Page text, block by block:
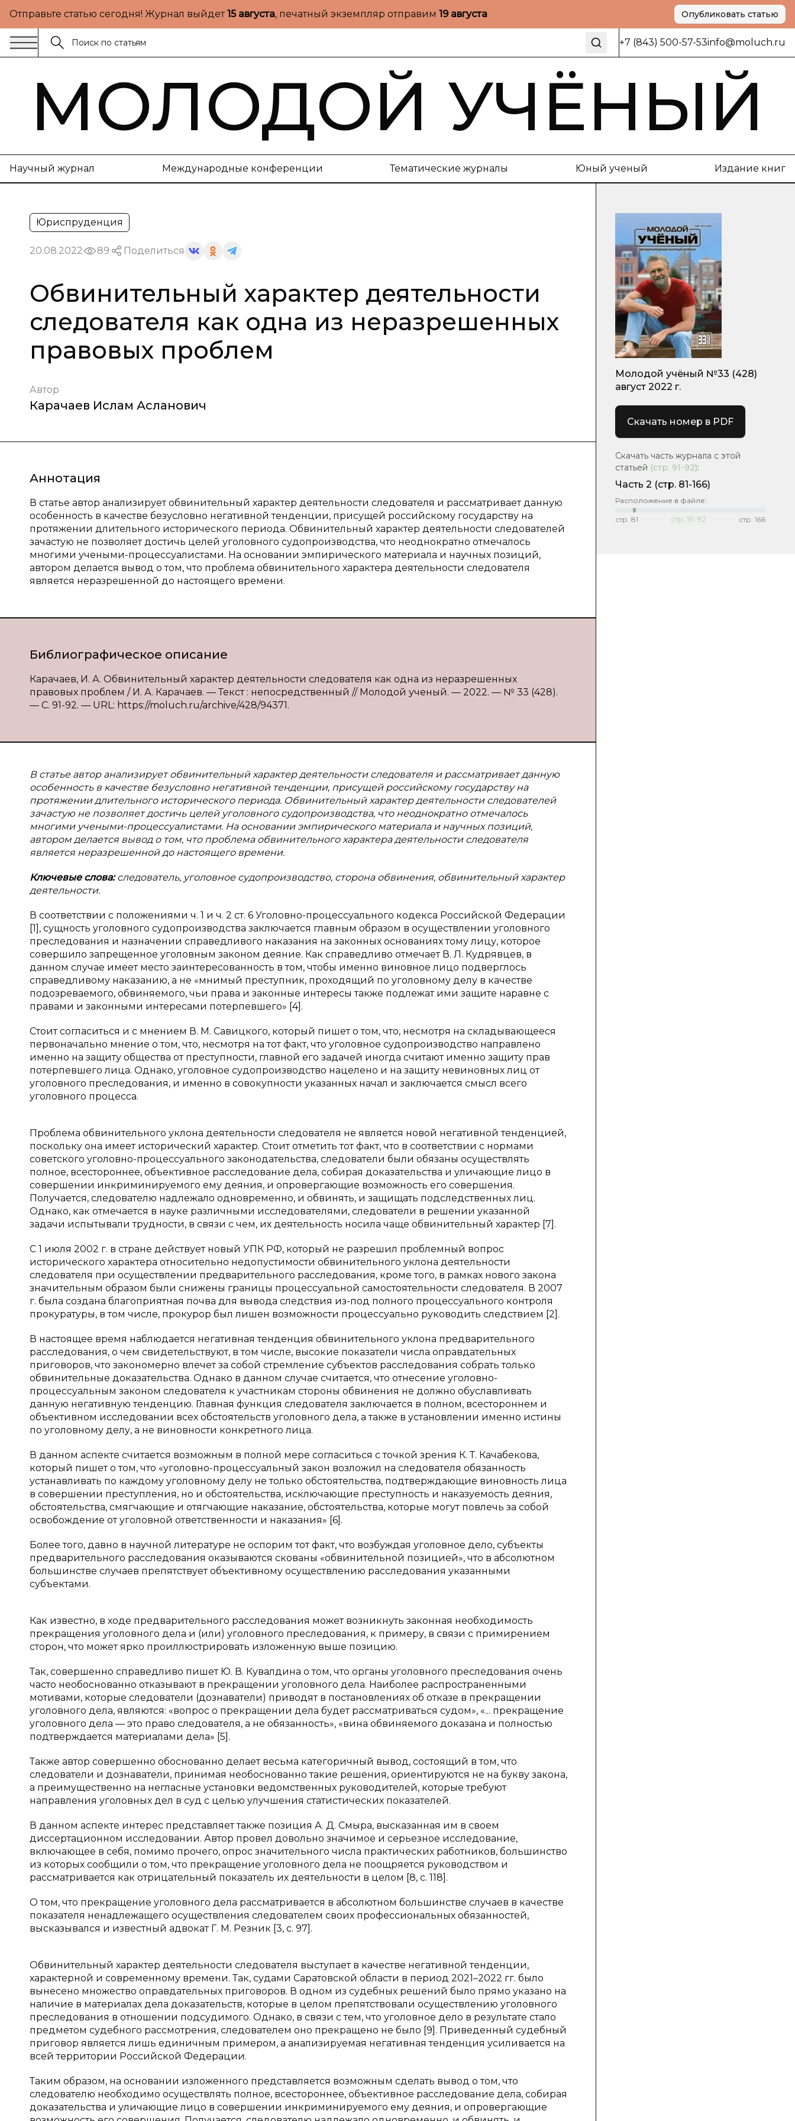
Отправьте статью сегодня! Журнал выйдет15 августа, печатный экземпляр отправим 19 августа Опубликовать статью
+7 (843) 500-57-53info@moluch.ru
МОЛОДОЙ УЧЁНЫЙ
Научный журнал Международные конференции Тематические журналы Юный ученый Издание книг
Юриспруденция
20.08.2022 89 Поделиться
Обвинительный характер деятельности
следователя как одна из неразрешенных
правовых проблем
Автор
Карачаев Ислам Асланович
Аннотация
В статье автор анализирует обвинительный характер деятельности следователя и рассматривает данную
особенность в качестве безусловно негативной тенденции, присущей российскому государству на
протяжении длительного исторического периода. Обвинительный характер деятельности следователей
зачастую не позволяет достичь целей уголовного судопроизводства, что неоднократно отмечалось
многими учеными-процессуалистами. На основании эмпирического материала и научных позиций,
автором делается вывод о том, что проблема обвинительного характера деятельности следователя
является неразрешенной до настоящего времени.
Библиографическое описание
Карачаев, И. А. Обвинительный характер деятельности следователя как одна из неразрешенных
правовых проблем / И. А. Карачаев. — Текст : непосредственный // Молодой ученый. — 2022. — № 33 (428).
— С. 91-92. — URL: https://moluch.ru/archive/428/94371.
В статье автор анализирует обвинительный характер деятельности следователя и рассматривает данную
особенность в качестве безусловно негативной тенденции, присущей российскому государству на
протяжении длительного исторического периода. Обвинительный характер деятельности следователей
зачастую не позволяет достичь целей уголовного судопроизводства, что неоднократно отмечалось
многими учеными-процессуалистами. На основании эмпирического материала и научных позиций,
автором делается вывод о том, что проблема обвинительного характера деятельности следователя
является неразрешенной до настоящего времени.
Ключевые слова:следователь, уголовное судопроизводство, сторона обвинения, обвинительный характер
деятельности.
В соответствии с положениями ч. 1 и ч. 2 ст. 6 Уголовно-процессуального кодекса Российской Федерации
[1], сущность уголовного судопроизводства заключается главным образом в осуществлении уголовного
преследования и назначении справедливого наказания на законных основаниях тому лицу, которое
совершило запрещенное уголовным законом деяние. Как справедливо отмечает В. Л. Кудрявцев, в
данном случае имеет место заинтересованность в том, чтобы именно виновное лицо подверглось
справедливому наказанию, а не «мнимый преступник, проходящий по уголовному делу в качестве
подозреваемого, обвиняемого, чьи права и законные интересы также подлежат ими защите наравне с
правами и законными интересами потерпевшего» [4].
Стоит согласиться и с мнением В. М. Савицкого, который пишет о том, что, несмотря на складывающееся
первоначально мнение о том, что, несмотря на тот факт, что уголовное судопроизводство направлено
именно на защиту общества от преступности, главной его задачей иногда считают именно защиту прав
потерпевшего лица. Однако, уголовное судопроизводство нацелено и на защиту невиновных лиц от
уголовного преследования, и именно в совокупности указанных начал и заключается смысл всего
уголовного процесса.
Проблема обвинительного уклона деятельности следователя не является новой негативной тенденцией,
поскольку она имеет исторический характер. Стоит отметить тот факт, что в соответствии с нормами
советского уголовно-процессуального законодательства, следователи были обязаны осуществлять
полное, всестороннее, объективное расследование дела, собирая доказательства и уличающие лицо в
совершении инкриминируемого ему деяния, и опровергающие возможность его совершения.
Получается, следователю надлежало одновременно, и обвинять, и защищать подследственных лиц.
Однако, как отмечается в науке различными исследователями, следователи в решении указанной
задачи испытывали трудности, в связи с чем, их деятельность носила чаще обвинительный характер [7].
С 1 июля 2002 г. в стране действует новый УПК РФ, который не разрешил проблемный вопрос
исторического характера относительно недопустимости обвинительного уклона деятельности
следователя при осуществлении предварительного расследования, кроме того, в рамках нового закона
значительным образом были снижены границы процессуальной самостоятельности следователя. В 2007
г. была создана благоприятная почва для вывода следствия из-под полного процессуального контроля
прокуратуры, в том числе, прокурор был лишен возможности процессуально руководить следствием [2].
В настоящее время наблюдается негативная тенденция обвинительного уклона предварительного
расследования, о чем свидетельствуют, в том числе, высокие показатели числа оправдательных
приговоров, что закономерно влечет за собой стремление субъектов расследования собрать только
обвинительные доказательства. Однако в данном случае считается, что отнесение уголовно-
процессуальным законом следователя к участникам стороны обвинения не должно обуславливать
данную негативную тенденцию. Главная функция следователя заключается в полном, всестороннем и
объективном исследовании всех обстоятельств уголовного дела, а также в установлении именно истины
по уголовному делу, а не виновности конкретного лица.
В данном аспекте считается возможным в полной мере согласиться с точкой зрения К. Т. Качабекова,
который пишет о том, что «уголовно-процессуальный закон возложил на следователя обязанность
устанавливать по каждому уголовному делу не только обстоятельства, подтверждающие виновность лица
в совершении преступления, но и обстоятельства, исключающие преступность и наказуемость деяния,
обстоятельства, смягчающие и отягчающие наказание, обстоятельства, которые могут повлечь за собой
освобождение от уголовной ответственности и наказания» [6].
Более того, давно в научной литературе не оспорим тот факт, что возбуждая уголовное дело, субъекты
предварительного расследования оказываются скованы «обвинительной позицией», что в абсолютном
большинстве случаев препятствует объективному осуществлению расследования указанными
субъектами.
Как известно, в ходе предварительного расследования может возникнуть законная необходимость
прекращения уголовного дела и (или) уголовного преследования, к примеру, в связи с примирением
сторон, что может ярко проиллюстрировать изложенную выше позицию.
Так, совершенно справедливо пишет Ю. В. Кувалдина о том, что органы уголовного преследования очень
часто необоснованно отказывают в прекращении уголовного дела. Наиболее распространенными
мотивами, которые следователи (дознаватели) приводят в постановлениях об отказе в прекращении
уголовного дела, являются: «вопрос о прекращении дела будет рассматриваться судом», «... прекращение
уголовного дела — это право следователя, а не обязанность», «вина обвиняемого доказана и полностью
подтверждается материалами дела» [5].
Также автор совершенно обоснованно делает весьма категоричный вывод, состоящий в том, что
следователи и дознаватели, принимая необоснованно такие решения, ориентируются не на букву закона,
а преимущественно на негласные установки ведомственных руководителей, которые требуют
направления уголовных дел в суд с целью улучшения статистических показателей.
В данном аспекте интерес представляет также позиция А. Д. Смыра, высказанная им в своем
диссертационном исследовании. Автор провел довольно значимое и серьезное исследование,
включающее в себя, помимо прочего, опрос значительного числа практических работников, большинство
из которых сообщили о том, что прекращение уголовного дела не поощряется руководством и
рассматривается как отрицательный показатель их деятельности в целом [8, c. 118].
О том, что прекращение уголовного дела рассматривается в абсолютном большинстве случаев в качестве
показателя ненадлежащего осуществления следователем своих профессиональных обязанностей,
высказывался и известный адвокат Г. М. Резник [3, c. 97].
Обвинительный характер деятельности следователя выступает в качестве негативной тенденции,
характерной и современному времени. Так, судами Саратовской области в период 2021–2022 гг. было
вынесено множество оправдательных приговоров. В одном из судебных решений было прямо указано на
наличие в материалах дела доказательств, которые в целом препятствовали осуществлению уголовного
преследования в отношении подсудимого. Однако, в связи с тем, что уголовное дело в результате стало
предметом судебного рассмотрения, следователем оно прекращено не было [9]. Приведенный судебный
приговор является лишь единичным примером, а анализируемая негативная тенденция усиливается на
всей территории Российской Федерации.
Таким образом, на основании изложенного представляется возможным сделать вывод о том, что
следователю необходимо осуществлять полное, всестороннее, объективное расследование дела, собирая
доказательства и уличающие лицо в совершении инкриминируемого ему деяния, и опровергающие
Молодой учёный №33 (428)
август 2022 г.
Скачать номер в PDF
Скачать часть журнала с этой
статьей (стр. 91-92):
Часть 2 (стр. 81-166)
Расположение в файле:
стр. 81 стр. 91-92 стр. 166